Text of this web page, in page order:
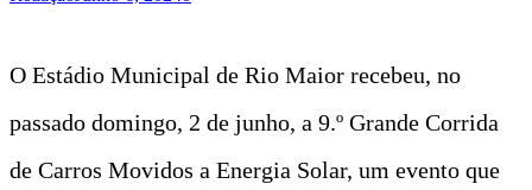
O Estádio Municipal de Rio Maior recebeu, no
passado domingo, 2 de junho, a 9.º Grande Corrida
de Carros Movidos a Energia Solar, um evento que